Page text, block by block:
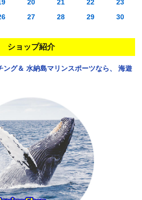
20 21 22
23
27 28 29 30
ショップ紹介
ング＆ 水納島マリンスポーツなら、
海遊